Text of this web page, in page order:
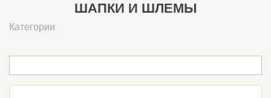
ШАПКИ И ШЛЕМЫ
Категории